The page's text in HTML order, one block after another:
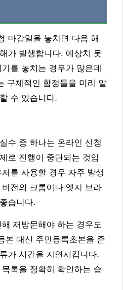
마감일을 놓치면 다음 해
가 발생합니다. 예상치 못
를 놓치는 경우가 많은데
구체적인 함정들을 미리 알
수 있습니다.
수 중 하나는 온라인 신청
로 진행이 중단되는 것입
를 사용할 경우 자주 발생
전의 크롬이나 엣지 브라
습니다.
재방문해야 하는 경우도
본 대신 주민등록초본을 준
가 시간을 지연시킵니다.
록을 정확히 확인하는 습